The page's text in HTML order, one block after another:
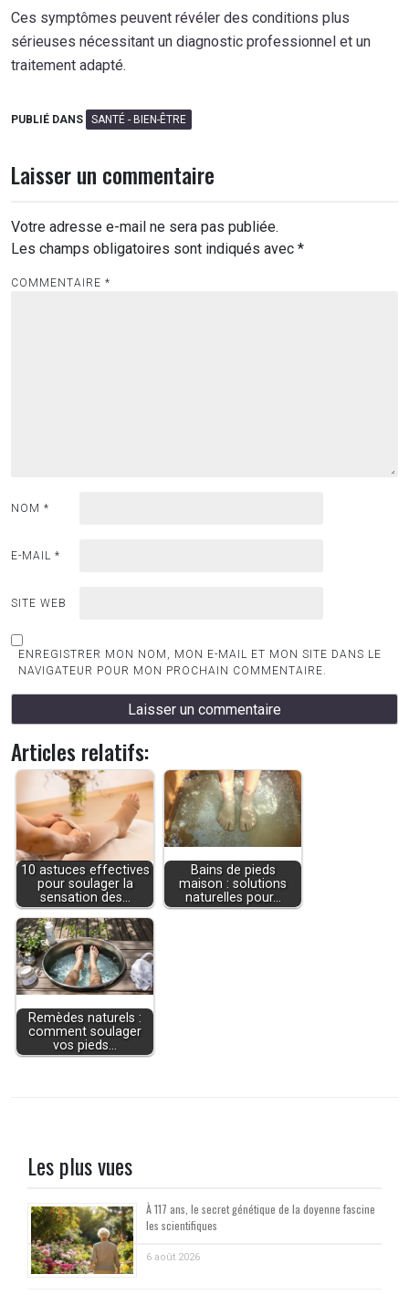
Ces symptômes peuvent révéler des conditions plus
sérieuses nécessitant un diagnostic professionnel et un
traitement adapté.
PUBLIÉ DANS SANTÉ - BIEN-ÊTRE
Laisser un commentaire
Votre adresse e-mail ne sera pas publiée.
Les champs obligatoires sont indiqués avec *
COMMENTAIRE *
NOM *
E-MAIL *
SITE WEB
ENREGISTRER MON NOM, MON E-MAIL ET MON SITE DANS LE
NAVIGATEUR POUR MON PROCHAIN COMMENTAIRE.
Articles relatifs:
10 astuces effectives
pour soulager la
sensation des…
Bains de pieds
maison : solutions
naturelles pour…
Remèdes naturels :
comment soulager
vos pieds…
Les plus vues
À 117 ans, le secret génétique de la doyenne fascine
les scientifiques
6 août 2026